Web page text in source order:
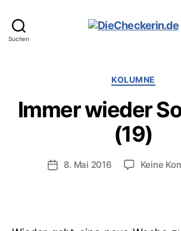
Suchen
Kategorien
KOLUMNE
Immer wieder
(19)
Veröffentlichungsdatum
8. Mai 2016 Keine